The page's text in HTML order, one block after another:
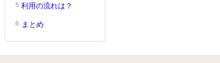
利用の流れは？
まとめ